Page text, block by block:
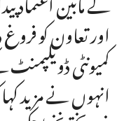
اور تعاون کو فروغ
کمیونٹی
انہوں نے مزید